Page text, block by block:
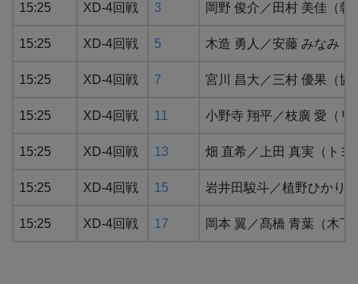
15:25 XD-4回戦 3 岡野 俊介／田村 美佳（
15:25 XD-4回戦 5 木造 勇人／安藤 みなみ
15:25 XD-4回戦 7 宮川 昌大／三村 優果（
15:25 XD-4回戦 11 小野寺 翔平／枝廣 愛（
15:25 XD-4回戦 13 畑 直希／上田 真実（ト
15:25 XD-4回戦 15 岩井田駿斗／植野ひかり
15:25 XD-4回戦 17 岡本 翼／髙橋 青葉（木